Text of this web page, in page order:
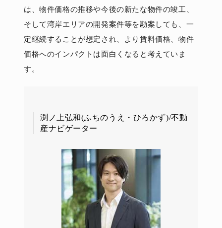
は、物件価格の推移や今後の新たな物件の竣工、
そして湾岸エリアの開発案件等を勘案しても、一
定継続することが想定され、より賃料価格、物件
価格へのインパクトは面白くなると考えていま
す。
渕ノ上弘和(ふちのうえ・ひろかず)/不動
産ナビゲーター